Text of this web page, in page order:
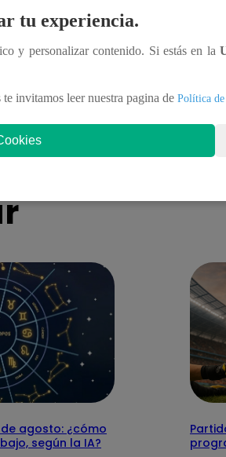
autónoma
auto contra tráiler:
agosto: ¿cómo
según la IA?
tu experiencia.
y personalizar contenido. Si estás en la
invitamos leer nuestra pagina de Política